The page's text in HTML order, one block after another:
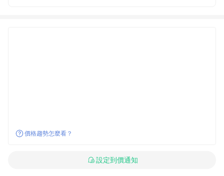
價格趨勢怎麼看？
設定到價通知